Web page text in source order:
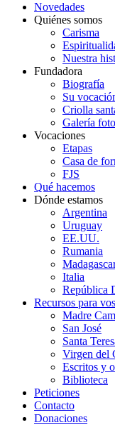
Novedades
Quiénes somos
Carisma
Nuestra
Fundadora
Biografía
Su
Criolla
Galería
Vocaciones
Etapas
Casa de
FJS
Qué hacemos
Dónde estamos
Argentina
Uruguay
EE.UU.
Rumania
Italia
República
Recursos para vos
Madre
San José
Santa
Virgen del
Escritos y
Biblioteca
Peticiones
Contacto
Donaciones